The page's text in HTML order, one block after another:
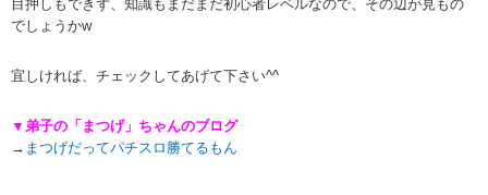
目押しもできず、知識もまだまだ初心者レベルなので、その辺が見もの
でしょうかw
宜しければ、チェックしてあげて下さい^^
▼弟子の「まつげ」ちゃんのブログ
→ まつげだってパチスロ勝てるもん